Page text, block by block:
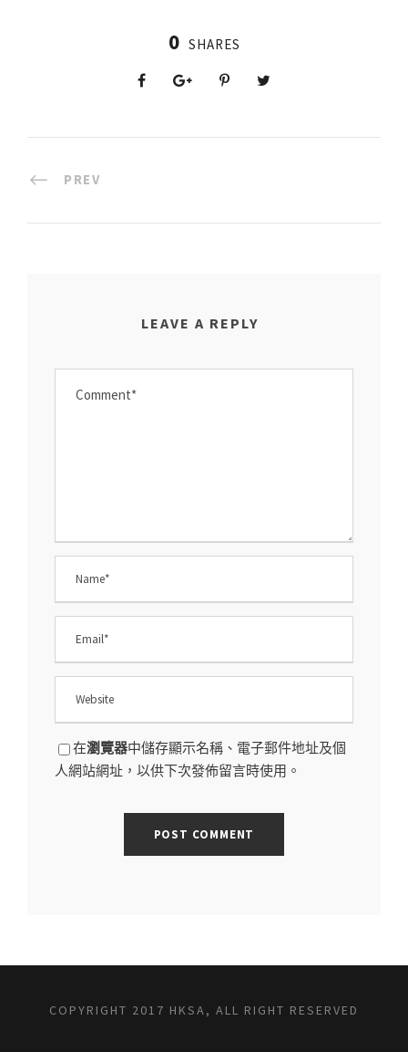
0 SHARES
PREV
LEAVE A REPLY
在瀏覽器中儲存顯示名稱、電子郵件地址及個
人網站網址，以供下次發佈留言時使用。
COPYRIGHT 2017 HKSA, ALL RIGHT RESERVED